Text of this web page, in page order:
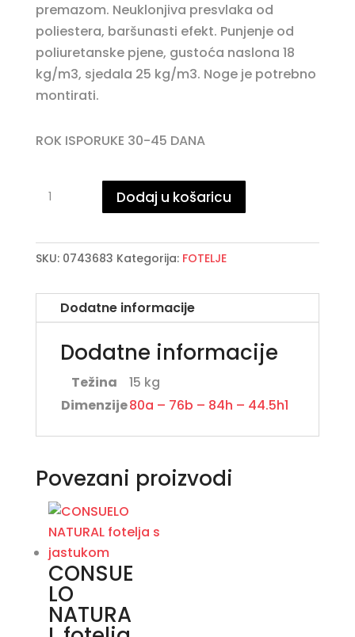
premazom. Neuklonjiva presvlaka od
poliestera, baršunasti efekt. Punjenje od
poliuretanske pjene, gustoća naslona 18
kg/m3, sjedala 25 kg/m3. Noge je potrebno
montirati.
ROK ISPORUKE 30-45 DANA
LIGHT
fotelja
Dodaj u košaricu
SKU: 0743683 Kategorija: FOTELJE
Dodatne informacije
Dodatne informacije
Težina
15 kg
Dimenzije80a – 76b – 84h – 44.5h1
Povezani proizvodi
CONSUE
LO
NATURA